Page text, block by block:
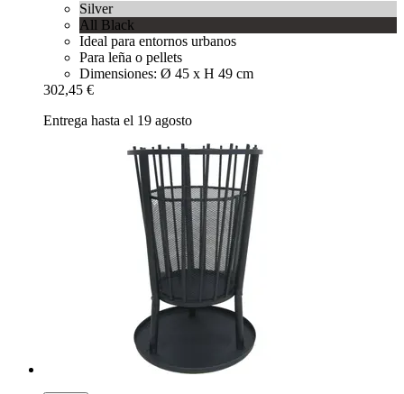
Silver
All Black
Ideal para entornos urbanos
Para leña o pellets
Dimensiones: Ø 45 x H 49 cm
302,45 €
Entrega hasta el 19 agosto